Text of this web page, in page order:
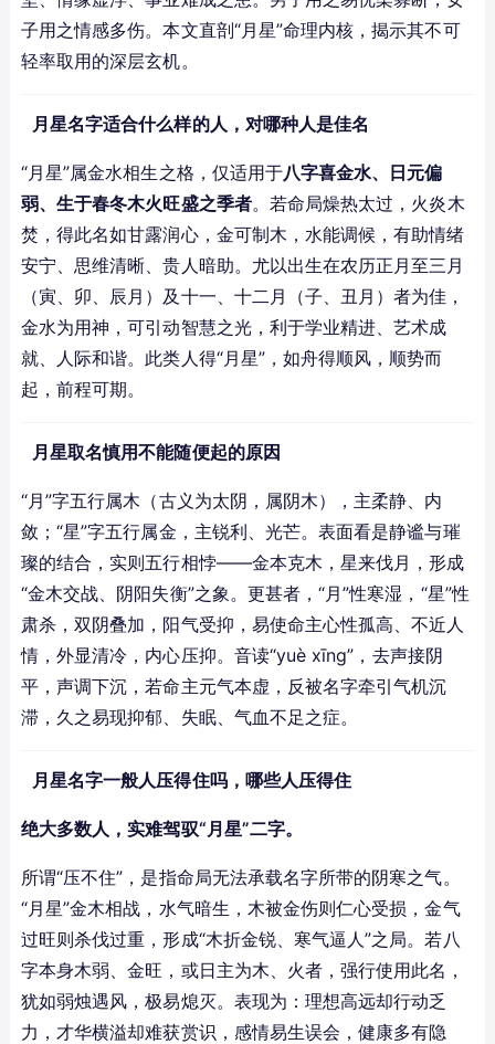
子用之情感多伤。本文直剖“月星”命理内核，揭示其不可
轻率取用的深层玄机。
月星名字适合什么样的人，对哪种人是佳名
“月星”属金水相生之格，仅适用于八字喜金水、日元偏
弱、生于春冬木火旺盛之季者。若命局燥热太过，火炎木
焚，得此名如甘露润心，金可制木，水能调候，有助情绪
安宁、思维清晰、贵人暗助。尤以出生在农历正月至三月
（寅、卯、辰月）及十一、十二月（子、丑月）者为佳，
金水为用神，可引动智慧之光，利于学业精进、艺术成
就、人际和谐。此类人得“月星”，如舟得顺风，顺势而
起，前程可期。
月星取名慎用不能随便起的原因
“月”字五行属木（古义为太阴，属阴木），主柔静、内
敛；“星”字五行属金，主锐利、光芒。表面看是静谧与璀
璨的结合，实则五行相悖——金本克木，星来伐月，形成
“金木交战、阴阳失衡”之象。更甚者，“月”性寒湿，“星”性
肃杀，双阴叠加，阳气受抑，易使命主心性孤高、不近人
情，外显清冷，内心压抑。音读“yuè xīng”，去声接阴
平，声调下沉，若命主元气本虚，反被名字牵引气机沉
滞，久之易现抑郁、失眠、气血不足之症。
月星名字一般人压得住吗，哪些人压得住
绝大多数人，实难驾驭“月星”二字。
所谓“压不住”，是指命局无法承载名字所带的阴寒之气。
“月星”金木相战，水气暗生，木被金伤则仁心受损，金气
过旺则杀伐过重，形成“木折金锐、寒气逼人”之局。若八
字本身木弱、金旺，或日主为木、火者，强行使用此名，
犹如弱烛遇风，极易熄灭。表现为：理想高远却行动乏
力，才华横溢却难获赏识，感情易生误会，健康多有隐